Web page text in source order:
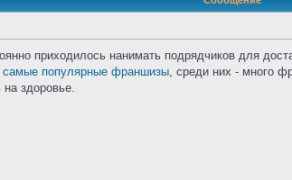
приходилось нанимать подрядчиков для
самые популярные франшизы, среди них - много
здоровье.